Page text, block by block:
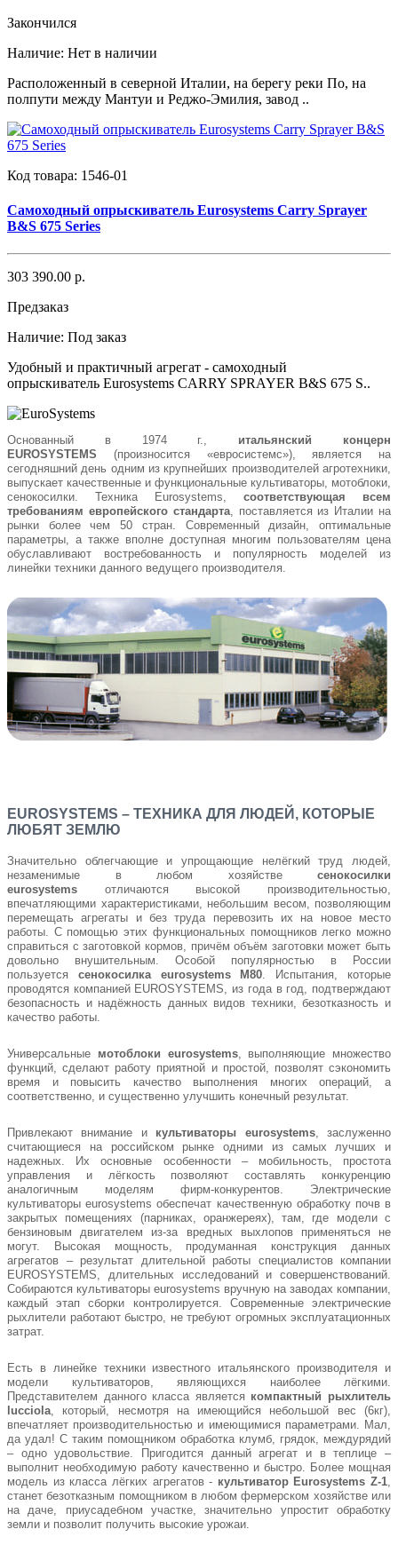
Закончился
Наличие: Нет в наличии
Расположенный в северной Италии, на берегу реки По, на
полпути между Мантуи и Реджо-Эмилия, завод ..
Код товара: 1546-01
Самоходный опрыскиватель Eurosystems Carry Sprayer
B&S 675 Series
303 390.00 р.
Предзаказ
Наличие: Под заказ
Удобный и практичный агрегат - самоходный
опрыскиватель Eurosystems CARRY SPRAYER B&S 675 S..
Основанный в 1974 г., итальянский концерн
EUROSYSTEMS (произносится «евросистемс»), является на
сегодняшний день одним из крупнейших производителей агротехники,
выпускает качественные и функциональные культиваторы, мотоблоки,
сенокосилки. Техника Eurosystems, соответствующая всем
требованиям европейского стандарта, поставляется из Италии на
рынки более чем 50 стран. Современный дизайн, оптимальные
параметры, а также вполне доступная многим пользователям цена
обуславливают востребованность и популярность моделей из
линейки техники данного ведущего производителя.
EUROSYSTEMS – ТЕХНИКА ДЛЯ ЛЮДЕЙ, КОТОРЫЕ
ЛЮБЯТ ЗЕМЛЮ
Значительно облегчающие и упрощающие нелёгкий труд людей,
незаменимые в любом хозяйстве сенокосилки
eurosystems отличаются высокой производительностью,
впечатляющими характеристиками, небольшим весом, позволяющим
перемещать агрегаты и без труда перевозить их на новое место
работы. С помощью этих функциональных помощников легко можно
справиться с заготовкой кормов, причём объём заготовки может быть
довольно внушительным. Особой популярностью в России
пользуется сенокосилка eurosystems M80. Испытания, которые
проводятся компанией EUROSYSTEMS, из года в год, подтверждают
безопасность и надёжность данных видов техники, безотказность и
качество работы.
Универсальные мотоблоки eurosystems, выполняющие множество
функций, сделают работу приятной и простой, позволят сэкономить
время и повысить качество выполнения многих операций, а
соответственно, и существенно улучшить конечный результат.
Привлекают внимание и культиваторы eurosystems, заслуженно
считающиеся на российском рынке одними из самых лучших и
надежных. Их основные особенности – мобильность, простота
управления и лёгкость позволяют составлять конкуренцию
аналогичным моделям фирм-конкурентов. Электрические
культиваторы eurosystems обеспечат качественную обработку почв в
закрытых помещениях (парниках, оранжереях), там, где модели с
бензиновым двигателем из-за вредных выхлопов применяться не
могут. Высокая мощность, продуманная конструкция данных
агрегатов – результат длительной работы специалистов компании
EUROSYSTEMS, длительных исследований и совершенствований.
Собираются культиваторы eurosystems вручную на заводах компании,
каждый этап сборки контролируется. Современные электрические
рыхлители работают быстро, не требуют огромных эксплуатационных
затрат.
Есть в линейке техники известного итальянского производителя и
модели культиваторов, являющихся наиболее лёгкими.
Представителем данного класса является компактный рыхлитель
lucciola, который, несмотря на имеющийся небольшой вес (6кг),
впечатляет производительностью и имеющимися параметрами. Мал,
да удал! С таким помощником обработка клумб, грядок, междурядий
– одно удовольствие. Пригодится данный агрегат и в теплице –
выполнит необходимую работу качественно и быстро. Более мощная
модель из класса лёгких агрегатов - культиватор Eurosystems Z-1,
станет безотказным помощником в любом фермерском хозяйстве или
на даче, приусадебном участке, значительно упростит обработку
земли и позволит получить высокие урожаи.